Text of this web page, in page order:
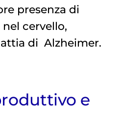
presenza di
cervello,
di Alzheimer.
e